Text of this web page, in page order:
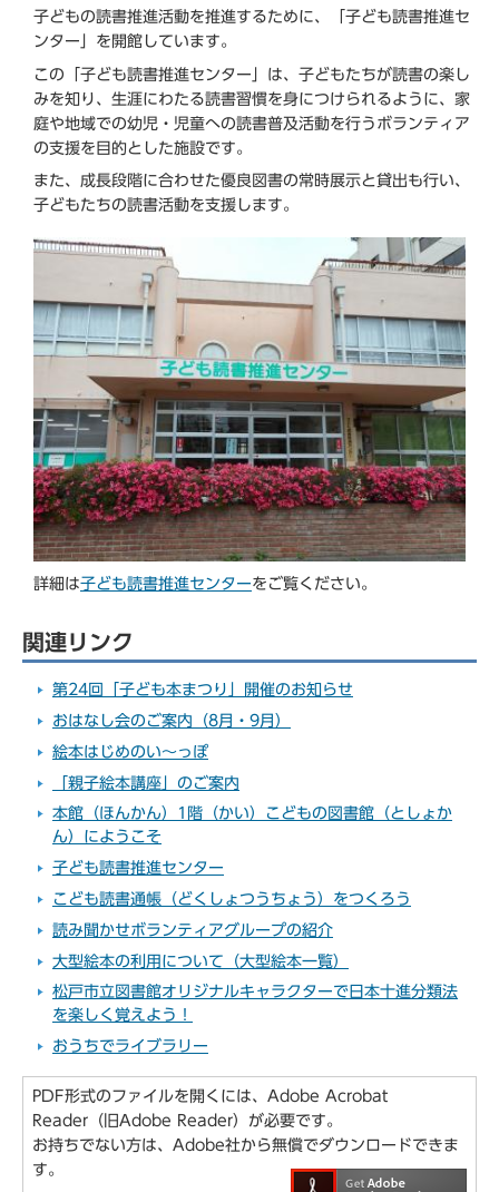
子どもの読書推進活動を推進するために、「子ども読書推進セ
ンター」を開館しています。
この「子ども読書推進センター」は、子どもたちが読書の楽し
みを知り、生涯にわたる読書習慣を身につけられるように、家
庭や地域での幼児・児童への読書普及活動を行うボランティア
の支援を目的とした施設です。
また、成長段階に合わせた優良図書の常時展示と貸出も行い、
子どもたちの読書活動を支援します。
詳細は子ども読書推進センターをご覧ください。
関連リンク
第24回「子ども本まつり」開催のお知らせ
おはなし会のご案内（8月・9月）
絵本はじめのい～っぽ
「親子絵本講座」のご案内
本館（ほんかん）1階（かい）こどもの図書館（としょか
ん）にようこそ
子ども読書推進センター
こども読書通帳（どくしょつうちょう）をつくろう
読み聞かせボランティアグループの紹介
大型絵本の利用について（大型絵本一覧）
松戸市立図書館オリジナルキャラクターで日本十進分類法
を楽しく覚えよう！
おうちでライブラリー
PDF形式のファイルを開くには、Adobe Acrobat
Reader（旧Adobe Reader）が必要です。
お持ちでない方は、Adobe社から無償でダウンロードできま
す。